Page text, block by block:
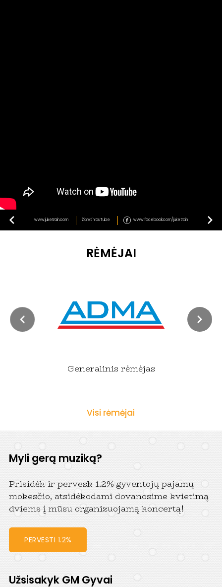
www.juketrain.com Žiūrėti YouTube www.facebook.com/juketrain
RĖMĖJAI
Generalinis rėmėjas
Visi rėmėjai
Myli gerą muziką?
Prisidėk ir pervesk 1.2% gyventojų pajamų
mokesčio, atsidėkodami dovanosime kvietimą
dviems į mūsu organizuojamą koncertą!
PERVESTI 1.2%
Užsisakyk GM Gyvai